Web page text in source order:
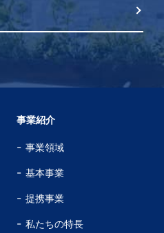
事業紹介
事業領域
基本事業
提携事業
私たちの特長